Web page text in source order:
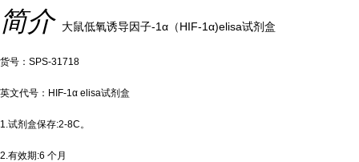
简介
大鼠低氧诱导因子-1α（HIF-1α)elisa试剂盒
货号：SPS-31718
英文代号：HIF-1α elisa试剂盒
1.试剂盒保存:2-8C。
2.有效期:6 个月